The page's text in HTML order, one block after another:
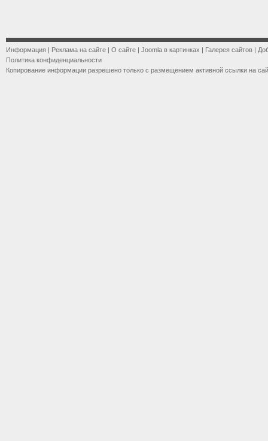
Информация | Реклама на сайте | О сайте | Joomla в картинках | Галерея сайтов |
Политика конфиденциальности
Копирование информации разрешено только с размещением активной ссылки на